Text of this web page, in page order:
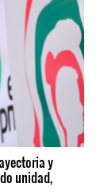
y
unidad,